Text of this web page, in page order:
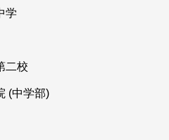
学
二校
(中学部)